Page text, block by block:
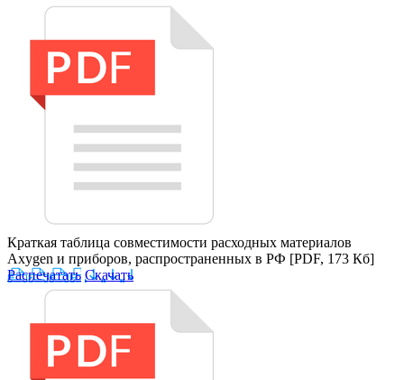
Краткая таблица совместимости расходных материалов
Axygen и приборов, распространенных в РФ [PDF, 173 Кб]
Распечатать Скачать